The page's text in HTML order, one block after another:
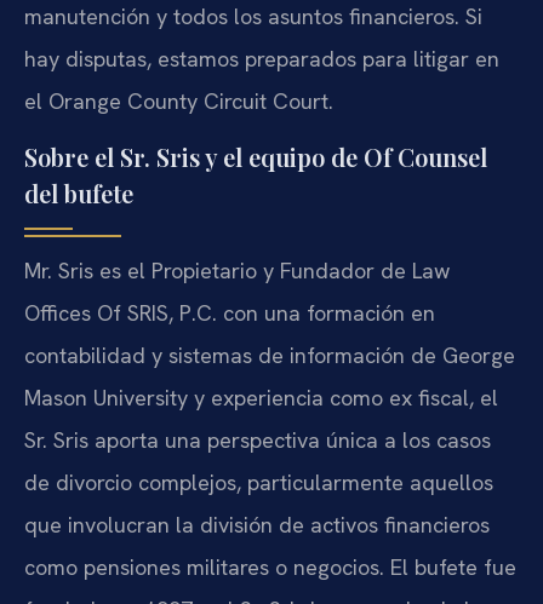
manutención y todos los asuntos financieros. Si
hay disputas, estamos preparados para litigar en
el Orange County Circuit Court.
Sobre el Sr. Sris y el equipo de Of Counsel
del bufete
Mr. Sris es el Propietario y Fundador de Law
Offices Of SRIS, P.C. con una formación en
contabilidad y sistemas de información de George
Mason University y experiencia como ex fiscal, el
Sr. Sris aporta una perspectiva única a los casos
de divorcio complejos, particularmente aquellos
que involucran la división de activos financieros
como pensiones militares o negocios. El bufete fue